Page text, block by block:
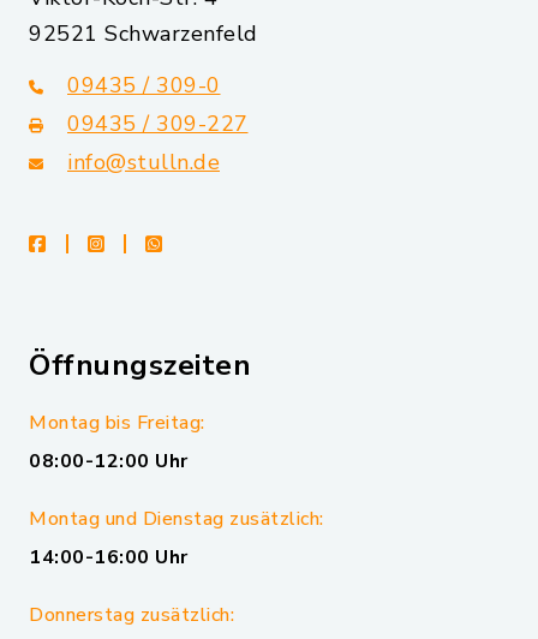
92521 Schwarzenfeld
09435 / 309-0
09435 / 309-227
info@stulln.de
facebookinstagramwhatsapp
Öffnungszeiten
Montag bis Freitag:
08:00-12:00 Uhr
Montag und Dienstag zusätzlich:
14:00-16:00 Uhr
Donnerstag zusätzlich: